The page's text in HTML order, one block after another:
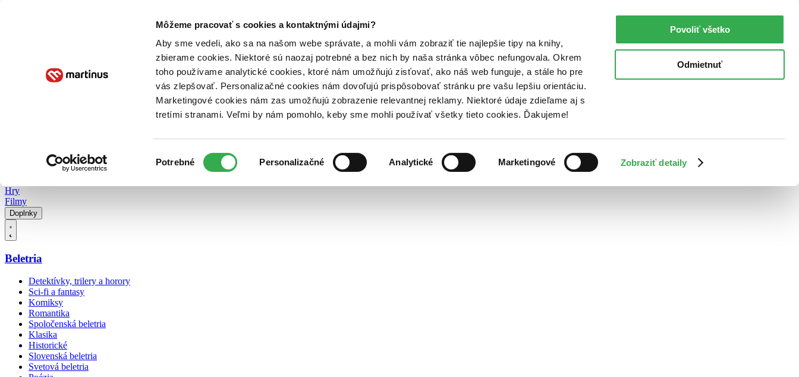
Môžeme pracovať s cookies a kontaktnými údajmi?
Aby sme vedeli, ako sa na našom webe správate, a mohli vám zobraziť tie najlepšie tipy na knihy,
zbierame cookies. Niektoré sú naozaj potrebné a bez nich by naša stránka vôbec nefungovala. Okrem
toho používame analytické cookies, ktoré nám umožňujú zisťovať, ako náš web funguje, a stále ho pre
vás zlepšovať. Personalizačné cookies nám dovoľujú prispôsobovať stránku pre vašu lepšiu orientáciu.
Marketingové cookies nám zas umožňujú zobrazenie relevantnej reklamy. Niektoré údaje zdieľame aj s
tretími stranami. Veľmi by nám pomohlo, keby sme mohli používať všetky tieto cookies. Ďakujeme!
súhlasu
Potrebné Personalizačné Analytické Marketingové Zobraziť detaily
Povoliť všetko
Odmietnuť
Poukážky Kontakt
Hry
Filmy
Doplnky
Beletria
Detektívky, trilery a horory
Sci-fi a fantasy
Komiksy
Romantika
Spoločenská beletria
Klasika
Historické
Slovenská beletria
Svetová beletria